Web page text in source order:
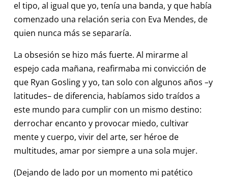
el tipo, al igual que yo, tenía una banda, y que había
comenzado una relación seria con Eva Mendes, de
quien nunca más se separaría.
La obsesión se hizo más fuerte. Al mirarme al
espejo cada mañana, reafirmaba mi convicción de
que Ryan Gosling y yo, tan solo con algunos años –y
latitudes– de diferencia, habíamos sido traídos a
este mundo para cumplir con un mismo destino:
derrochar encanto y provocar miedo, cultivar
mente y cuerpo, vivir del arte, ser héroe de
multitudes, amar por siempre a una sola mujer.
(Dejando de lado por un momento mi patético